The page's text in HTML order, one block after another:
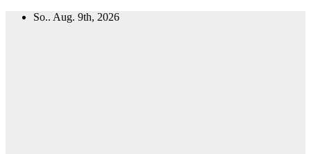
Zum
So.. Aug. 9th, 2026